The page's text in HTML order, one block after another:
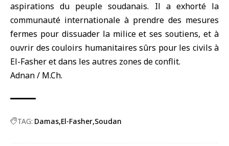
aspirations du peuple soudanais. Il a exhorté la
communauté internationale à prendre des mesures
fermes pour dissuader la milice et ses soutiens, et à
ouvrir des couloirs humanitaires sûrs pour les civils à
El-Fasher et dans les autres zones de conflit.
Adnan / M.Ch.
TAG: Damas El-Fasher Soudan